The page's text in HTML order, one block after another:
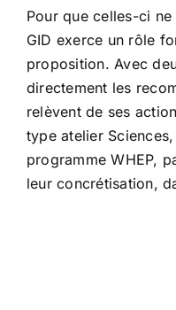
Pour que celles-ci
GID exerce un rôle
proposition. Avec
directement les
relèvent de ses
type atelier
programme WHEP,
leur concrétisation,